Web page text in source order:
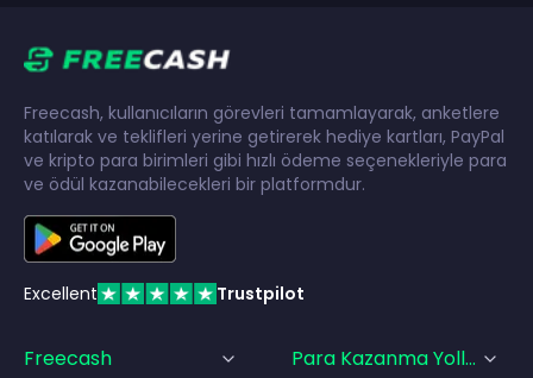
Freecash, kullanıcıların görevleri tamamlayarak, anketlere
katılarak ve teklifleri yerine getirerek hediye kartları, PayPal
ve kripto para birimleri gibi hızlı ödeme seçenekleriyle para
ve ödül kazanabilecekleri bir platformdur.
Excellent Trustpilot
Freecash Para Kazanma Yolları